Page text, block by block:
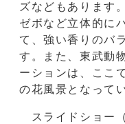
ズなどもあります
ゼボなど立体的に
て、強い香りのバ
す。また、東武動
ーションは、ここ
の花風景となって
スライドショー